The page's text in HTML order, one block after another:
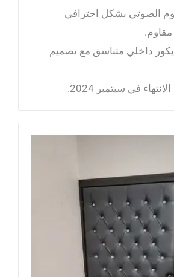
الصوتي بشكل احترافي
داخلي متناسق مع تصميم
في سبتمبر 2024.